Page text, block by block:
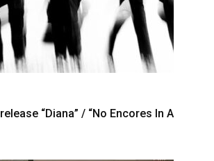
“Diana” / “No Encores In A